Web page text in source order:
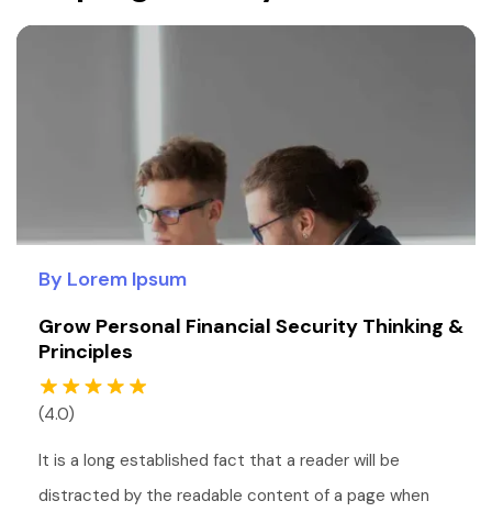
By Lorem Ipsum
Grow Personal Financial Security Thinking &
Principles
(4.0)
It is a long established fact that a reader will be
distracted by the readable content of a page when